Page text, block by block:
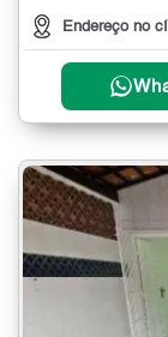
Endereço no